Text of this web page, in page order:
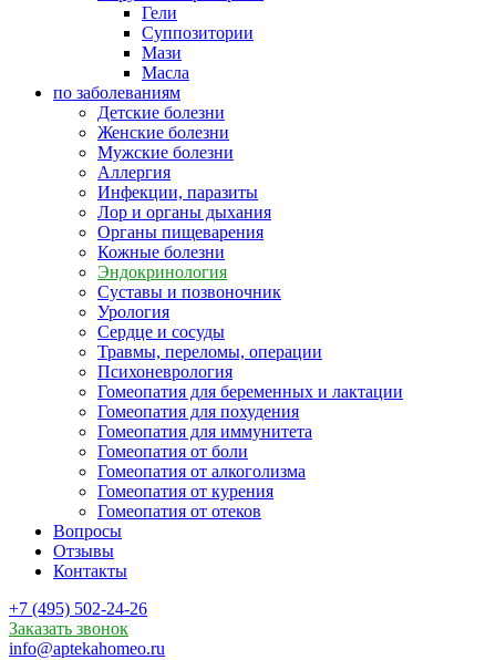
Гели
Суппозитории
Мази
Масла
по заболеваниям
Детские болезни
Женские болезни
Мужские болезни
Аллергия
Инфекции, паразиты
Лор и органы дыхания
Органы пищеварения
Кожные болезни
Эндокринология
Суставы и позвоночник
Урология
Сердце и сосуды
Травмы, переломы, операции
Психоневрология
Гомеопатия для беременных и лактации
Гомеопатия для похудения
Гомеопатия для иммунитета
Гомеопатия от боли
Гомеопатия от алкоголизма
Гомеопатия от курения
Гомеопатия от отеков
Вопросы
Отзывы
Контакты
+7 (495) 502-24-26
Заказать звонок
info@aptekahomeo.ru